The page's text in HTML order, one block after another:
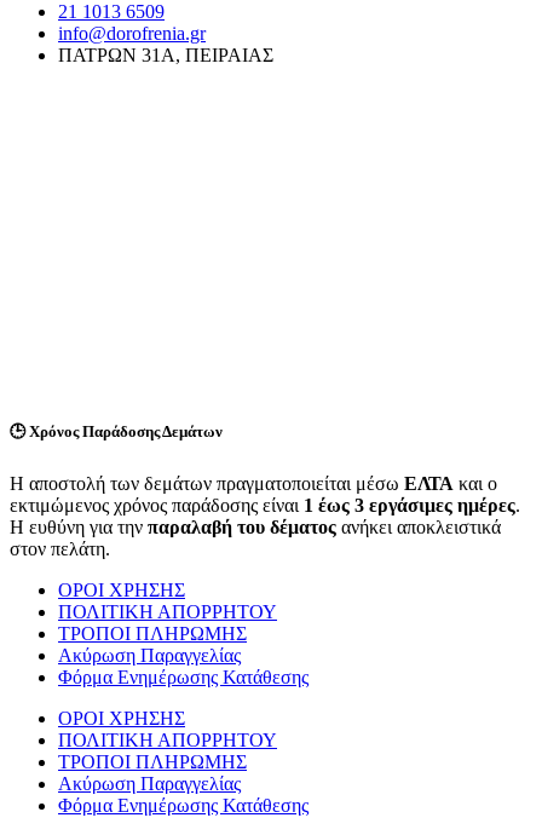
21 1013 6509
info@dorofrenia.gr
ΠΑΤΡΩΝ 31Α, ΠΕΙΡΑΙΑΣ
🕒Χρόνος Παράδοσης Δεμάτων
Η αποστολή των δεμάτων πραγματοποιείται μέσω ΕΛΤΑ και ο
εκτιμώμενος χρόνος παράδοσης είναι 1 έως 3 εργάσιμες ημέρες.
Η ευθύνη για την παραλαβή του δέματος ανήκει αποκλειστικά
στον πελάτη.
ΟΡΟΙ ΧΡΗΣΗΣ
ΠΟΛΙΤΙΚΗ ΑΠΟΡΡΗΤΟΥ
ΤΡΟΠΟΙ ΠΛΗΡΩΜΗΣ
Ακύρωση Παραγγελίας
Φόρμα Ενημέρωσης Κατάθεσης
ΟΡΟΙ ΧΡΗΣΗΣ
ΠΟΛΙΤΙΚΗ ΑΠΟΡΡΗΤΟΥ
ΤΡΟΠΟΙ ΠΛΗΡΩΜΗΣ
Ακύρωση Παραγγελίας
Φόρμα Ενημέρωσης Κατάθεσης